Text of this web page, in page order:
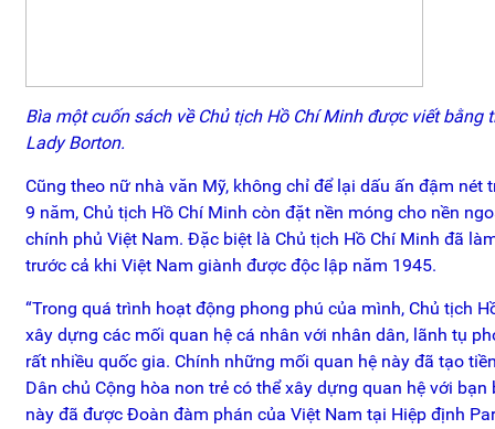
Bìa một cuốn sách về Chủ tịch Hồ Chí Minh được viết bằng
Lady Borton.
Cũng theo nữ nhà văn Mỹ, không chỉ để lại dấu ấn đậm nét
9 năm, Chủ tịch Hồ Chí Minh còn đặt nền móng cho nền
chính phủ Việt Nam. Đặc biệt là Chủ tịch Hồ Chí Minh đã
trước cả khi Việt Nam giành được độc lập năm 1945.
“Trong quá trình hoạt động phong phú của mình, Chủ tịch
xây dựng các mối quan hệ cá nhân với nhân dân, lãnh tụ
rất nhiều quốc gia. Chính những mối quan hệ này đã tạo
Dân chủ Cộng hòa non trẻ có thể xây dựng quan hệ với bạn
này đã được Đoàn đàm phán của Việt Nam tại Hiệp định